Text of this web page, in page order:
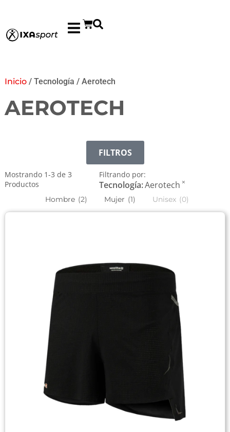
Inicio/ Tecnología / Aerotech
AEROTECH
FILTROS
Mostrando 1-3 de 3
Productos
Filtrando por:
Tecnología:Aerotech ×
Hombre (2) Mujer (1) Unisex (0)